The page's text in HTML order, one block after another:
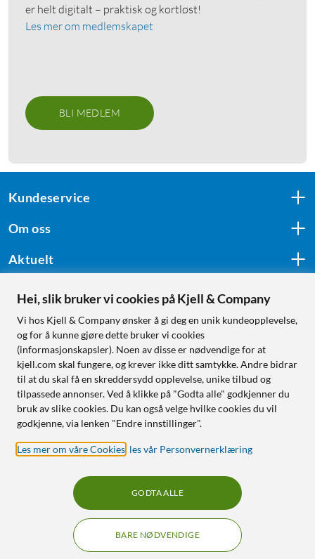
er helt digitalt – praktisk og kortløst!
Les mer om medlemskapet
BLI MEDLEM
Kundeservice
Om oss
Aktuelt
Følg oss
Handle fra:
Sverige
Norge
RÅD OG TILBEHØR TIL
Hei, slik bruker vi cookies på Kjell & Company
Vi hos Kjell & Company ønsker å gi deg en unik kundeopplevelse,
og for å kunne gjøre dette bruker vi cookies
(informasjonskapsler). Noen av disse er nødvendige for at
kjell.com skal fungere, og krever ikke ditt samtykke. Andre bidrar
til at du skal få en skreddersydd opplevelse, unike tilbud og
tilpassede annonser. Ved å klikke på "Godta alle" godkjenner du
bruk av slike cookies. Du kan også velge hvilke cookies du vil
godkjenne, via lenken "Endre innstillinger".
Les mer om våre Cookies les vår Personvernerklæring
BARE NØDVENDIGE
GODTA ALLE